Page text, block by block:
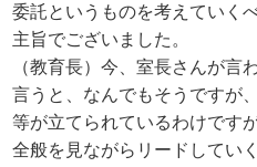
委託というものを考えていく
主旨でございました。
（教育長）今、室長さんが言
言うと、なんでもそうですが
等が立てられているわけです
全般を見ながらリードしてい